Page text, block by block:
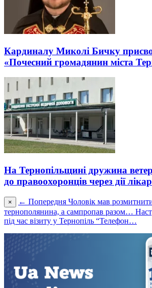
Кардиналу Миколі Бичку
«Почесний громадянин міста
На Тернопільщині дружина
до правоохоронців через дії
× ← Попередня Чоловік мав
тернополянина, а сампропав разом…
під час візиту у Тернопіль “Телефон…